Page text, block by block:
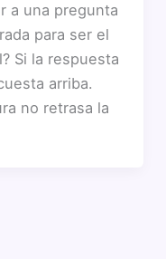
a una pregunta
para ser el
Si la respuesta
arriba.
no retrasa la